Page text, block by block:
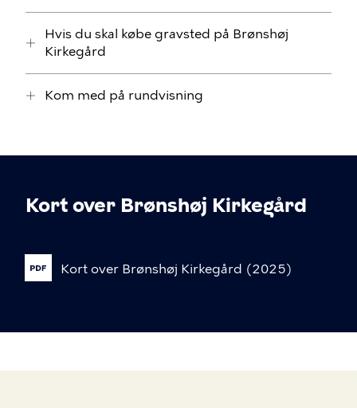
Hvis du skal købe gravsted på Brønshøj
Kirkegård
Kom med på rundvisning
Kort over Brønshøj Kirkegård
Kort over Brønshøj Kirkegård (2025)